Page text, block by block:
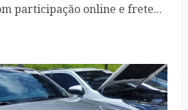
participação online e frete...